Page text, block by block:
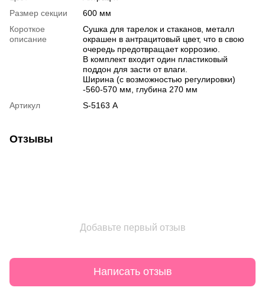
Размер секции
600 мм
Короткое
описание
Сушка для тарелок и стаканов, металл
окрашен в антрацитовый цвет, что в свою
очередь предотвращает коррозию.
В комплект входит один пластиковый
поддон для засти от влаги.
Ширина (с возможностью регулировки)
-560-570 мм, глубина 270 мм
Артикул
S-5163 А
Отзывы
Добавьте первый отзыв
Написать отзыв